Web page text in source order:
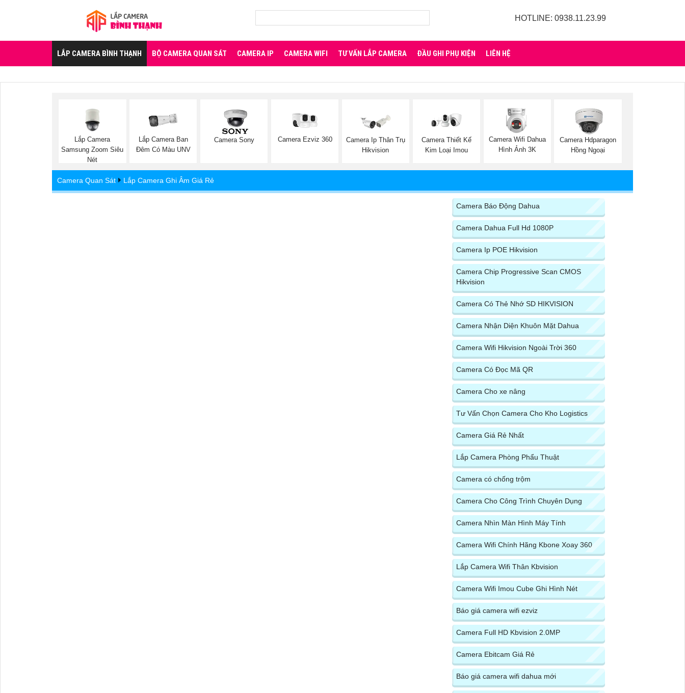
HOTLINE: 0938.11.23.99
LẮP CAMERA BÌNH THẠNH BỘ CAMERA QUAN SÁT CAMERA IP CAMERA WIFI TƯ VẤN LẮP CAMERA ĐẦU GHI PHỤ KIỆN LIÊN HỆ
Lắp Camera
Samsung Zoom Siêu
Nét
Lắp Camera Ban
Đêm Có Màu UNV
Camera Sony Camera Ezviz 360
Camera Ip Thân Trụ
Hikvision
Camera Thiết Kế
Kim Loại Imou
Camera Wifi Dahua
Hình Ảnh 3K
Camera Hdparagon
Hồng Ngoại
Camera Quan Sát Lắp Camera Ghi Âm Giá Rẻ
Camera Báo Động Dahua
Camera Dahua Full Hd 1080P
Camera Ip POE Hikvision
Camera Chip Progressive Scan CMOS
Hikvision
Camera Có Thẻ Nhớ SD HIKVISION
Camera Nhận Diện Khuôn Mặt Dahua
Camera Wifi Hikvision Ngoài Trời 360
Camera Có Đọc Mã QR
Camera Cho xe nâng
Tư Vấn Chọn Camera Cho Kho Logistics
Camera Giá Rẻ Nhất
Lắp Camera Phòng Phẩu Thuật
Camera có chống trộm
Camera Cho Công Trình Chuyên Dụng
Camera Nhìn Màn Hình Máy Tính
Camera Wifi Chính Hãng Kbone Xoay 360
Lắp Camera Wifi Thân Kbvision
Camera Wifi Imou Cube Ghi Hình Nét
Báo giá camera wifi ezviz
Camera Full HD Kbvision 2.0MP
Camera Ebitcam Giá Rẻ
Báo giá camera wifi dahua mới